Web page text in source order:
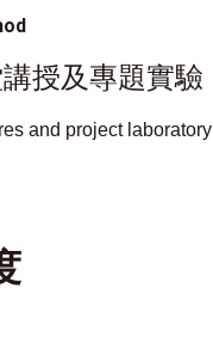
授及專題實驗
and project laboratory